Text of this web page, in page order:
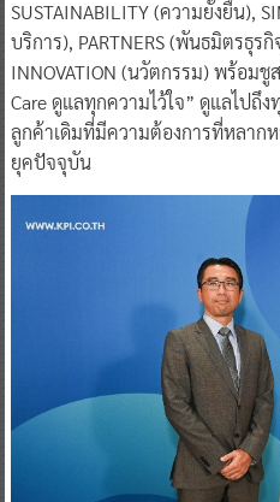
SUSTAINABILITY (ความยั่งยืน),
บริการ), PARTNERS (พันธมิตรธุร
INNOVATION (นวัตกรรม) พร้อมชู
Care ดูแลทุกความไว้ใจ” ดูแลไปถึ
ลูกค้าเดิมที่มีความต้องการที่หลาก
ยุคปัจจุบัน